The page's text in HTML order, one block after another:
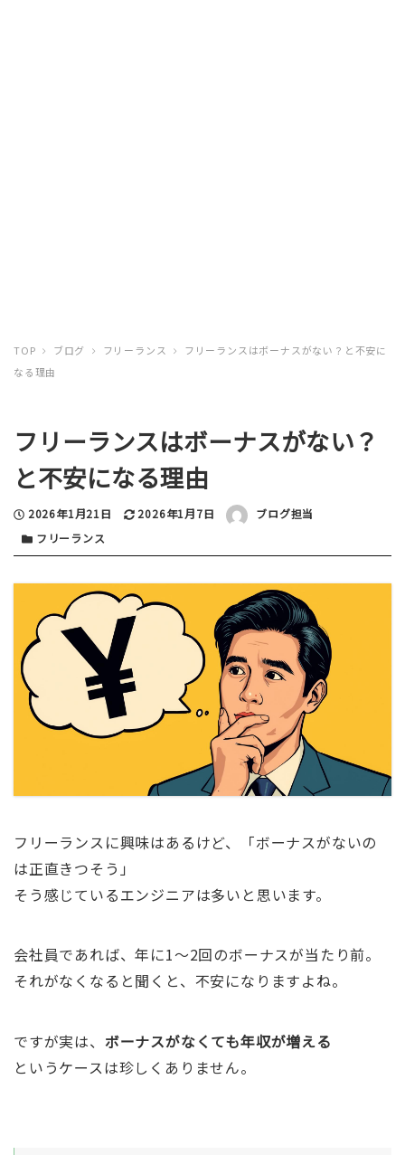
TOP ブログ フリーランス
フリーランスはボーナスがない？と不安に
なる理由
フリーランスはボーナスがない？
と不安になる理由
投稿日
2026年1月21日 更新日
2026年1月7日 著者 ブログ担当
カテゴリー
フリーランス
フリーランスに興味はあるけど、「ボーナスがないの
は正直きつそう」
そう感じているエンジニアは多いと思います。
会社員であれば、年に1〜2回のボーナスが当たり前。
それがなくなると聞くと、不安になりますよね。
ですが実は、 ボーナスがなくても年収が増える
というケースは珍しくありません。